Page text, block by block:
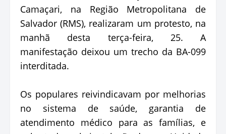
Camaçari, na Região Metropolitana de
Salvador (RMS), realizaram um protesto, na
manhã desta terça-feira, 25. A
manifestação deixou um trecho da BA-099
interditada.
Os populares reivindicavam por melhorias
no sistema de saúde, garantia de
atendimento médico para as famílias, e